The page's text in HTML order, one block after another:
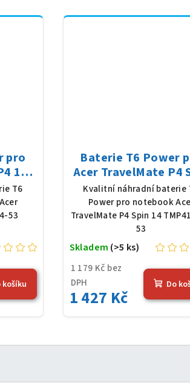
pro
14
V,
T6
53
košíku
Baterie T6 Power
Acer TravelMate P4
14 TMP414RN-53,
Poly, 11,61 V, 4683
(54,36 Wh), černá
Kvalitní náhradní baterie
Power pro notebook
TravelMate P4 Spin 14
53
1 179 Kč bez
DPH
1 427 Kč
Skladem (>5 ks)
Do